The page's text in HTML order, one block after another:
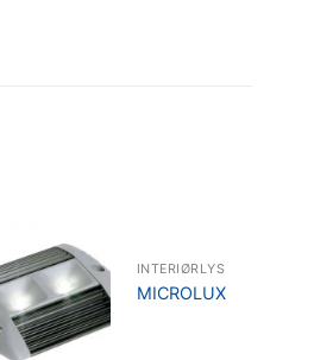
INTERIØRLYS
MICROLUX